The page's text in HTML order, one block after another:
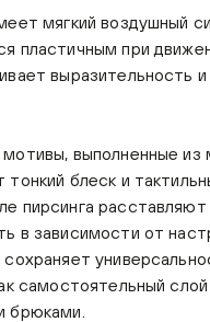
мягкий воздушный
пластичным при
выразительность и
выполненные из
блеск и
пирсинга
в зависимости от
самостоятельный слой
брюками.